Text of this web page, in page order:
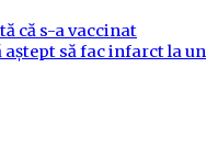
că s-a vaccinat
să fac infarct la un